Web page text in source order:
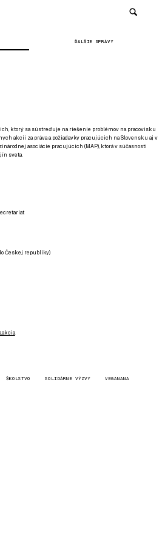
ĎALŠIE SPRÁVY
ktorý sa sústreďuje na riešenie problémov na pracovisku
akcií za práva a požiadavky pracujúcich na Slovensku aj v
asociácie pracujúcich (MAP), ktorá v súčasnosti
sveta.
Českej republiky)
ŠKOLSTVO SOLIDÁRNE VÝZVY VEGANANA